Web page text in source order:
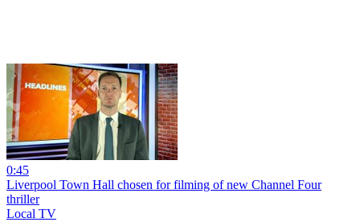
0:45
Liverpool Town Hall chosen for filming of new Channel Four
thriller
Local TV